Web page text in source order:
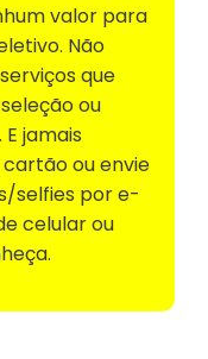
valor para
Não
que
ou
jamais
ou envie
selfies por e-
celular ou